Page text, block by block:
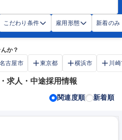
こだわり条件 雇用形態 新着のみ
か？
名古屋市 東京都 横浜市 川
求人・中途採用情報
関連度順 新着順